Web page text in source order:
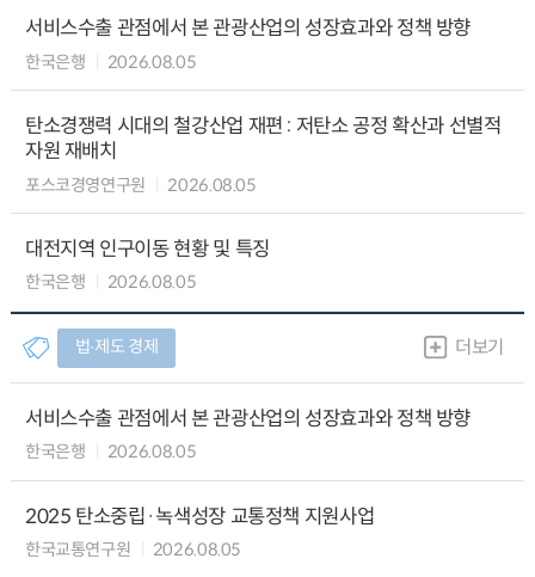
서비스수출 관점에서 본 관광산업의 성장효과와 정책 방향
한국은행 2026.08.05
탄소경쟁력 시대의 철강산업 재편 : 저탄소 공정 확산과 선별적
자원 재배치
포스코경영연구원 2026.08.05
대전지역 인구이동 현황 및 특징
한국은행 2026.08.05
법∙제도 경제 더보기
서비스수출 관점에서 본 관광산업의 성장효과와 정책 방향
한국은행 2026.08.05
2025 탄소중립·녹색성장 교통정책 지원사업
한국교통연구원 2026.08.05